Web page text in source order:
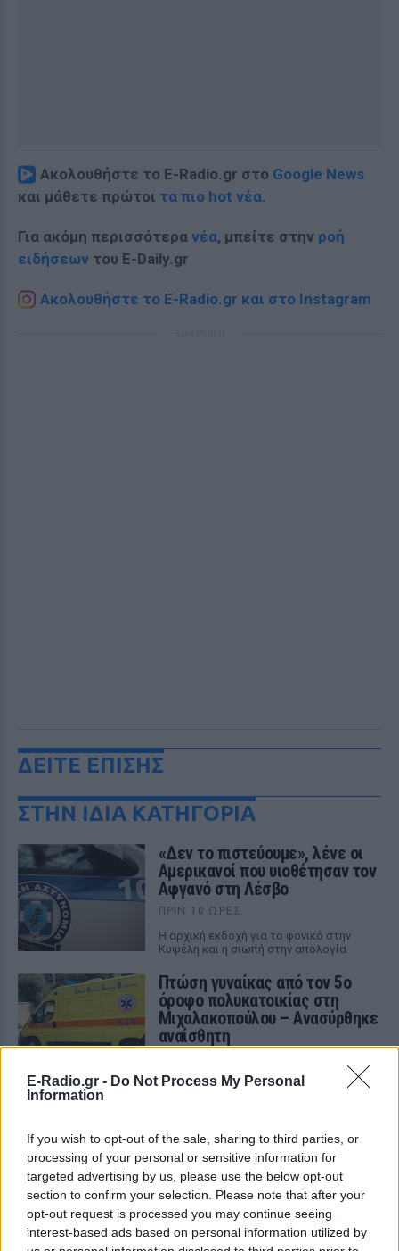
E-Radio.gr - Do Not Process My Personal
Information
If you wish to opt-out of the sale, sharing to third parties, or
processing of your personal or sensitive information for
targeted advertising by us, please use the below opt-out
section to confirm your selection. Please note that after your
opt-out request is processed you may continue seeing
interest-based ads based on personal information utilized by
Ακολουθήστε το E-Radio.gr στο Google News
και μάθετε πρώτοι τα πιο hot νέα.
Για ακόμη περισσότερα νέα, μπείτε στην ροή
ειδήσεων του E-Daily.gr
Ακολουθήστε το E-Radio.gr και στο Instagram
ΔΕΙΤΕ ΕΠΙΣΗΣ
ΣΤΗΝ ΙΔΙΑ ΚΑΤΗΓΟΡΙΑ
«Δεν το πιστεύουμε», λένε οι
Αμερικανοί που υιοθέτησαν τον
Αφγανό στη Λέσβο
ΠΡΙΝ 10 ΏΡΕΣ
Η αρχική εκδοχή για το φονικό στην
Κυψέλη και η σιωπή στην απολογία
Πτώση γυναίκας από τον 5ο
όροφο πολυκατοικίας στη
Μιχαλακοπούλου – Ανασύρθηκε
αναίσθητη
Τα αίτια του τραγικού περιστατικού
Γονικές παροχές: Οι παγίδες
στις μεταφορές χρημάτων που
απειλούν με φόρο
ΠΡΙΝ 10 ΏΡΕΣ
Ποια λάθη μπορεί να οδηγήσουν στην
απώλεια του αφορολόγητου των 800.000
ευρώ και να μετατρέψουν τη δωρεά σε